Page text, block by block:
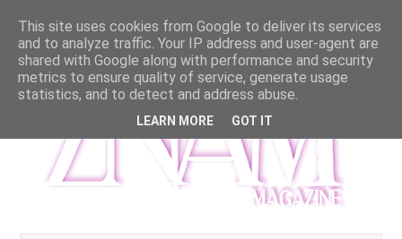
This site uses cookies from Google to deliver its services
and to analyze traffic. Your IP address and user-agent are
shared with Google along with performance and security
metrics to ensure quality of service, generate usage
statistics, and to detect and address abuse.
LEARN MORE GOT IT